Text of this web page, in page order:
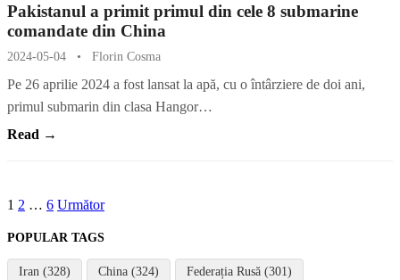
Pakistanul a primit primul din cele 8 submarine
comandate din China
2024-05-04 • Florin Cosma
Pe 26 aprilie 2024 a fost lansat la apă, cu o întârziere de doi ani,
primul submarin din clasa Hangor…
Read →
Paginație
articole
1 2 … 6 Următor
POPULAR TAGS
Iran (328) China (324) Federația Rusă (301)